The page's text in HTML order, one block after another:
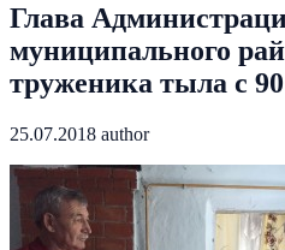
Глава
муниципального
труженика тыла с
25.07.2018 author